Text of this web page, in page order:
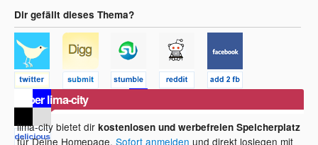
Dir gefällt dieses Thema?
Über lima-city
lima-city bietet dirkostenlosen und werbefreien Speicherplatz
für Deine Homepage.Sofort anmelden und direkt loslegen mit